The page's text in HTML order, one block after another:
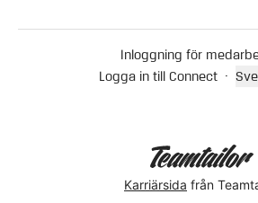
Inloggning för
Logga in till Connect ·
Byt
Karriärsida från